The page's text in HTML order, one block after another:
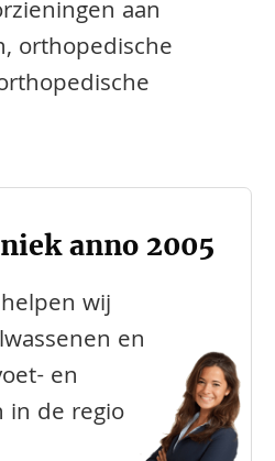
aan
orthopedische
anno 2005
wij
en
en
in de regio